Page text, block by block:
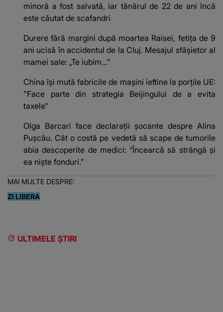
minoră a fost salvată, iar tânărul de 22 de ani încă
este căutat de scafandri
Durere fără margini după moartea Raisei, fetița de 9
ani ucisă în accidentul de la Cluj. Mesajul sfâșietor al
mamei sale: „Te iubim…”
China își mută fabricile de mașini ieftine la porțile UE:
"Face parte din strategia Beijingului de a evita
taxele"
Olga Barcari face declarații șocante despre Alina
Pușcău. Cât o costă pe vedetă să scape de tumorile
abia descoperite de medici: “Încearcă să strângă și
ea niște fonduri.”
MAI MULTE DESPRE:
ZI LIBERA
ULTIMELE ȘTIRI